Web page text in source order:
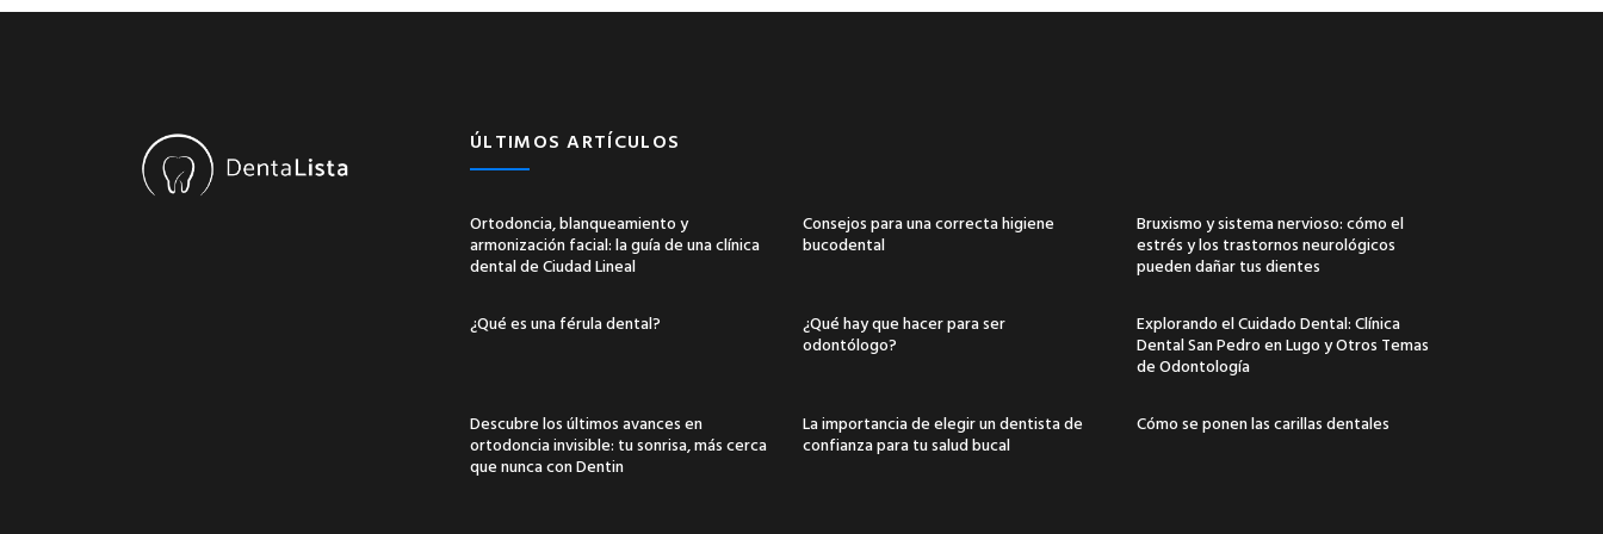
ÚLTIMOS ARTÍCULOS
Ortodoncia, blanqueamiento y
armonización facial: la guía de una clínica
dental de Ciudad Lineal
Consejos para una correcta higiene
bucodental
Bruxismo y sistema nervioso: cómo el
estrés y los trastornos neurológicos
pueden dañar tus dientes
¿Qué es una férula dental?
¿Qué hay que hacer para ser
odontólogo?
Explorando el Cuidado Dental: Clínica
Dental San Pedro en Lugo y Otros Temas
de Odontología
Descubre los últimos avances en
ortodoncia invisible: tu sonrisa, más cerca
que nunca con Dentin
La importancia de elegir un dentista de
confianza para tu salud bucal
Cómo se ponen las carillas dentales